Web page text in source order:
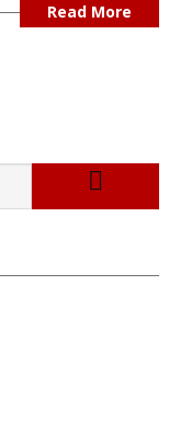
Read More